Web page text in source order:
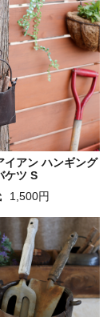
イアン ハンギング
ケツ S
1,500円